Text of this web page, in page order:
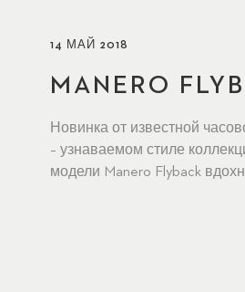
14 МАЙ 2018
MANERO
Новинка от известной
– узнаваемом стиле
модели Manero Flyback